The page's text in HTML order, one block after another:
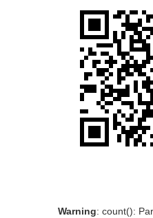
Warning: count():